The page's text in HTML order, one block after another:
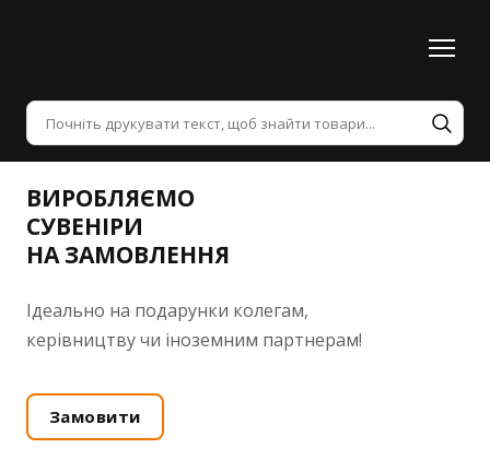
ВИРОБЛЯЄМО
СУВЕНІРИ
НА ЗАМОВЛЕННЯ
Ідеально на подарунки колегам,
керівництву чи іноземним партнерам!
Замовити